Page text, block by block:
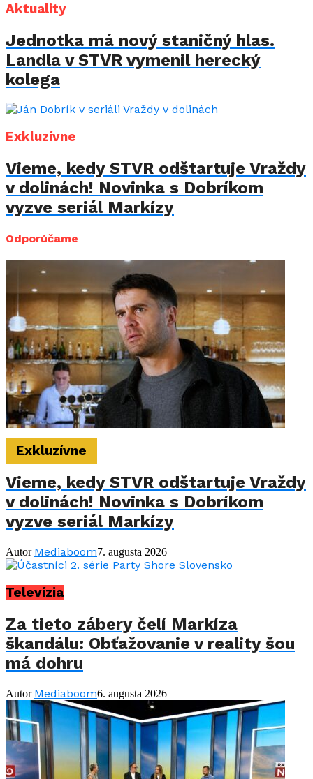
Aktuality
Jednotka má nový staničný hlas.
Landla v STVR vymenil herecký
kolega
Exkluzívne
Vieme, kedy STVR odštartuje Vraždy
v dolinách! Novinka s Dobríkom
vyzve seriál Markízy
Odporúčame
Exkluzívne
Vieme, kedy STVR odštartuje Vraždy
v dolinách! Novinka s Dobríkom
vyzve seriál Markízy
Autor Mediaboom7. augusta 2026
Televízia
Za tieto zábery čelí Markíza
škandálu: Obťažovanie v reality šou
má dohru
Autor Mediaboom6. augusta 2026